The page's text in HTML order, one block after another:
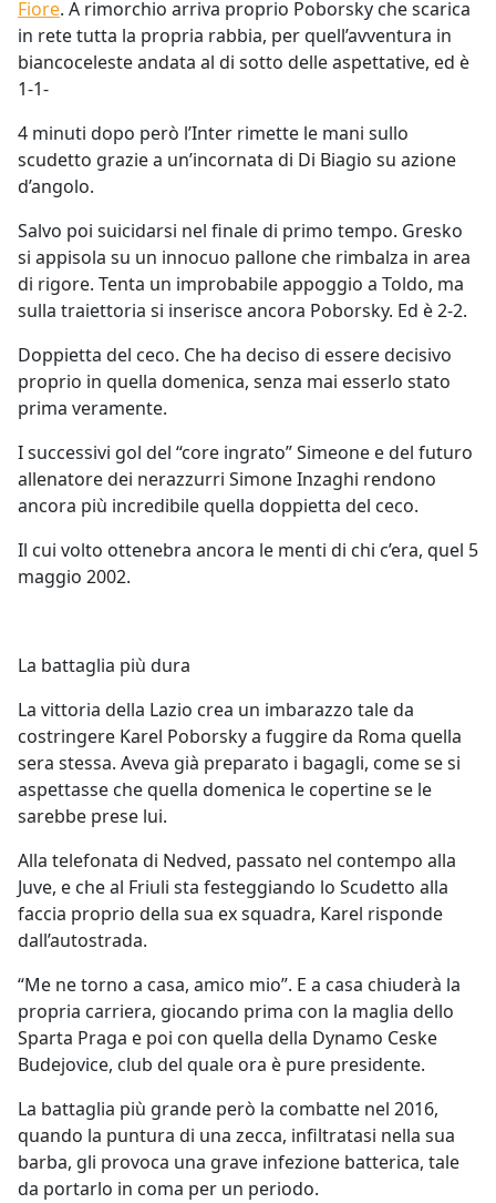
Fiore. A rimorchio arriva proprio Poborsky che scarica
in rete tutta la propria rabbia, per quell’avventura in
biancoceleste andata al di sotto delle aspettative, ed è
1-1-
4 minuti dopo però l’Inter rimette le mani sullo
scudetto grazie a un’incornata di Di Biagio su azione
d’angolo.
Salvo poi suicidarsi nel finale di primo tempo. Gresko
si appisola su un innocuo pallone che rimbalza in area
di rigore. Tenta un improbabile appoggio a Toldo, ma
sulla traiettoria si inserisce ancora Poborsky. Ed è 2-2.
Doppietta del ceco. Che ha deciso di essere decisivo
proprio in quella domenica, senza mai esserlo stato
prima veramente.
I successivi gol del “core ingrato” Simeone e del futuro
allenatore dei nerazzurri Simone Inzaghi rendono
ancora più incredibile quella doppietta del ceco.
Il cui volto ottenebra ancora le menti di chi c’era, quel 5
maggio 2002.
La battaglia più dura
La vittoria della Lazio crea un imbarazzo tale da
costringere Karel Poborsky a fuggire da Roma quella
sera stessa. Aveva già preparato i bagagli, come se si
aspettasse che quella domenica le copertine se le
sarebbe prese lui.
Alla telefonata di Nedved, passato nel contempo alla
Juve, e che al Friuli sta festeggiando lo Scudetto alla
faccia proprio della sua ex squadra, Karel risponde
dall’autostrada.
“Me ne torno a casa, amico mio”. E a casa chiuderà la
propria carriera, giocando prima con la maglia dello
Sparta Praga e poi con quella della Dynamo Ceske
Budejovice, club del quale ora è pure presidente.
La battaglia più grande però la combatte nel 2016,
quando la puntura di una zecca, infiltratasi nella sua
barba, gli provoca una grave infezione batterica, tale
da portarlo in coma per un periodo.